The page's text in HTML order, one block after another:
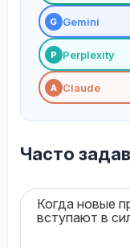
G Gemini
P Perplexity
A Claude
Часто
Когда новые
вступают в